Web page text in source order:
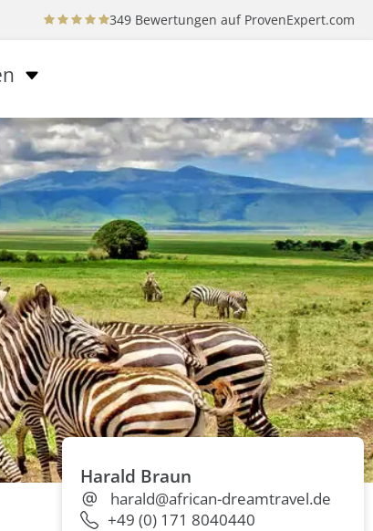
349 Bewertungen auf ProvenExpert.com
Harald Braun
harald@african-dreamtravel.de
+49 (0) 171 8040440